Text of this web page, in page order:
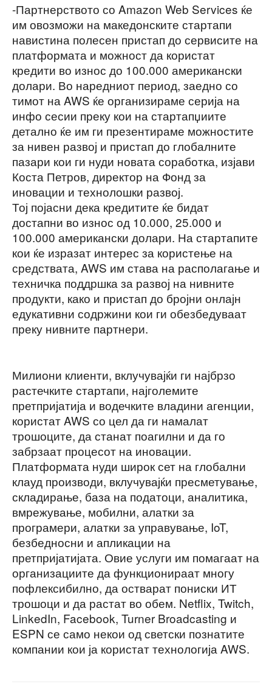
-Партнерството со Amazon Web Services ќе
им овозможи на македонските стартапи
навистина полесен пристап до сервисите на
платформата и можност да користат
кредити во износ до 100.000 американски
долари. Во наредниот период, заедно со
тимот на AWS ќе организираме серија на
инфо сесии преку кои на стартапџиите
детално ќе им ги презентираме можностите
за нивен развој и пристап до глобалните
пазари кои ги нуди новата соработка, изјави
Коста Петров, директор на Фонд за
иновации и технолошки развој.
Тој појасни дека кредитите ќе бидат
достапни во износ од 10.000, 25.000 и
100.000 американски долари. На стартапите
кои ќе изразат интерес за користење на
средствата, AWS им става на располагање и
техничка поддршка за развој на нивните
продукти, како и пристап до бројни онлајн
едукативни содржини кои ги обезбедуваат
преку нивните партнери.
Милиони клиенти, вклучувајќи ги најбрзо
растечките стартапи, најголемите
претпријатија и водечките владини агенции,
користат AWS со цел да ги намалат
трошоците, да станат поагилни и да го
забрзаат процесот на иновации.
Платформата нуди широк сет на глобални
клауд производи, вклучувајќи пресметување,
складирање, база на податоци, аналитика,
вмрежување, мобилни, алатки за
програмери, алатки за управување, IoT,
безбедносни и апликации на
претпријатијата. Овие услуги им помагаат на
организациите да функционираат многу
пофлексибилно, да остварат пониски ИТ
трошоци и да растат во обем. Netflix, Twitch,
LinkedIn, Facebook, Turner Broadcasting и
ESPN се само некои од светски познатите
компании кои ја користат технологија AWS.